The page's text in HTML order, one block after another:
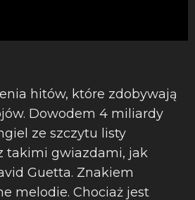
hitów, które zdobywają
Dowodem 4 miliardy
ze szczytu listy
takimi gwiazdami, jak
Guetta. Znakiem
melodie. Chociaż jest